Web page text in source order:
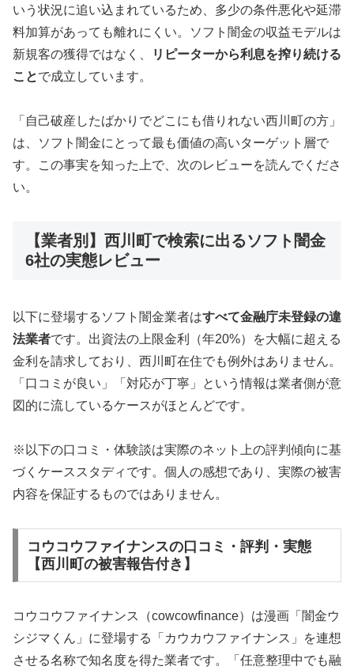
いう状況に追い込まれているため、多少の条件悪化や延滞
料加算があっても離れにくい。ソフト闇金の収益モデルは
新規客の獲得ではなく、
リピーターから利息を搾り続ける
ことで成立しています。
「自己破産したばかりでどこにも借りれない西川町の方」
は、ソフト闇金にとって最も価値の高いターゲット層で
す。この事実を知った上で、次のレビューを読んでくださ
い。
【業者別】西川町で検索に出るソフト闇金
6社の実態レビュー
以下に登場するソフト闇金業者はすべて金融庁未登録の違
法業者です。出資法の上限金利（年20%）を大幅に超える
金利を請求しており、西川町在住でも例外はありません。
「口コミが良い」「対応が丁寧」という情報は業者側が意
図的に流しているケースがほとんどです。
※以下の口コミ・体験談は実際のネット上の評判傾向に基
づくケーススタディです。個人の感想であり、実際の被害
内容を保証するものではありません。
コウコウファイナンスの口コミ・評判・実態
【西川町の被害報告付き】
コウコウファイナンス（cowcowfinance）は漫画「闇金ウ
シジマくん」に登場する「カウカウファイナンス」を連想
させる名称で知名度を得た業者です。「任意整理中でも融